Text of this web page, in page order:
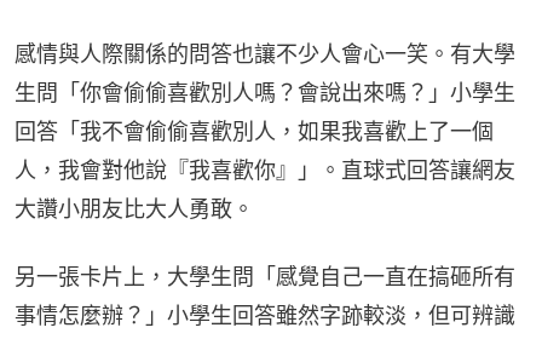
感情與人際關係的問答也讓不少人會心一笑。有大學
生問「你會偷偷喜歡別人嗎？會說出來嗎？」小學生
回答「我不會偷偷喜歡別人，如果我喜歡上了一個
人，我會對他說『我喜歡你』」。直球式回答讓網友
大讚小朋友比大人勇敢。
另一張卡片上，大學生問「感覺自己一直在搞砸所有
事情怎麼辦？」小學生回答雖然字跡較淡，但可辨識